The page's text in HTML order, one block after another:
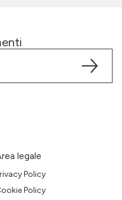
legale
Policy
Policy